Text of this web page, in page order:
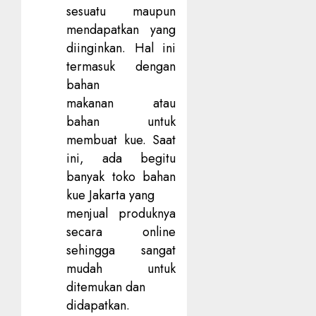
sesuatu maupun
mendapatkan yang
diinginkan. Hal ini
termasuk dengan
bahan
makanan atau
bahan untuk
membuat kue. Saat
ini, ada begitu
banyak toko bahan
kue Jakartayang
menjual produknya
secara online
sehingga sangat
mudah untuk
ditemukan dan
didapatkan.